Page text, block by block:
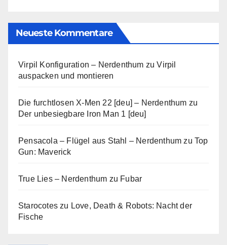
Neueste Kommentare
Virpil Konfiguration – Nerdenthum zuVirpil
auspacken und montieren
Die furchtlosen X-Men 22 [deu] – Nerdenthum zu
Der unbesiegbare Iron Man 1 [deu]
Pensacola – Flügel aus Stahl – Nerdenthum zuTop
Gun: Maverick
True Lies – Nerdenthum zu Fubar
Starocotes zu Love, Death & Robots: Nacht der
Fische